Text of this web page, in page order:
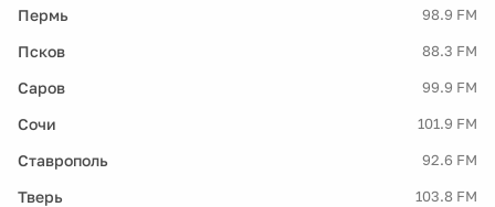
Пермь 98.9 FM
Псков 88.3 FM
Саров 99.9 FM
Сочи 101.9 FM
Ставрополь 92.6 FM
Тверь 103.8 FM